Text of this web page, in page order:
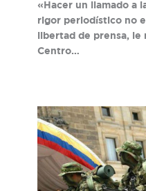
«Hacer un llamado a
rigor periodístico no
libertad de prensa, le
Centro…